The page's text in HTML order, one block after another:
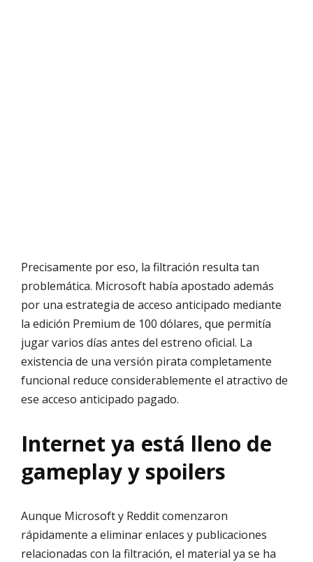
Precisamente por eso, la filtración resulta tan
problemática. Microsoft había apostado además
por una estrategia de acceso anticipado mediante
la edición Premium de 100 dólares, que permitía
jugar varios días antes del estreno oficial. La
existencia de una versión pirata completamente
funcional reduce considerablemente el atractivo de
ese acceso anticipado pagado.
Internet ya está lleno de
gameplay y spoilers
Aunque Microsoft y Reddit comenzaron
rápidamente a eliminar enlaces y publicaciones
relacionadas con la filtración, el material ya se ha